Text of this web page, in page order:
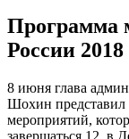
Программа
России
8 июня глава
Шохин
мероприятий,
завершаться 12, в